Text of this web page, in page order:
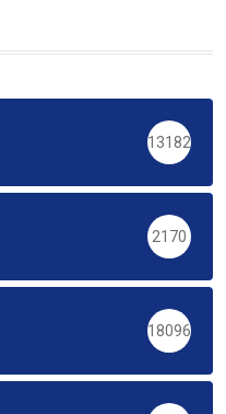
13182
2170
18096